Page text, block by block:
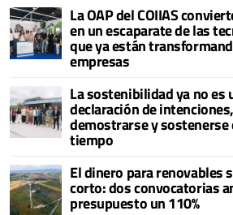
La OAP del COIIAS
en un escaparate de las
que ya están
empresas
La sostenibilidad ya no es
declaración de
demostrarse y sostenerse
tiempo
El dinero para renovables
corto: dos convocatorias
presupuesto un 110%